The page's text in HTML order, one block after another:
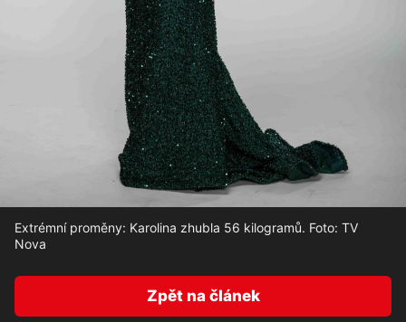
Extrémní proměny: Karolina zhubla 56 kilogramů. Foto: TV
Nova
Zpět na článek